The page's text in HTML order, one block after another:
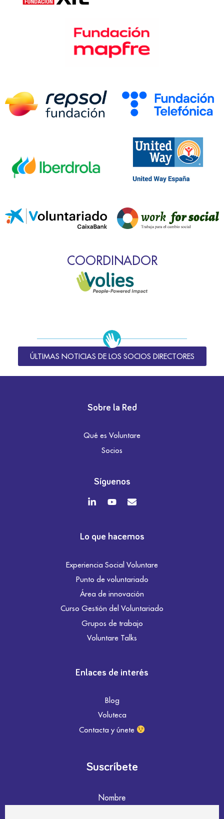
COORDINADOR
ÚLTIMAS NOTICIAS DE LOS SOCIOS DIRECTORES
Sobre la Red
Qué es Voluntare
Socios
Síguenos
Lo que hacemos
Experiencia Social Voluntare
Punto de voluntariado
Área de innovación
Curso Gestión del Voluntariado
Grupos de trabajo
Voluntare Talks
Enlaces de interés
Blog
Voluteca
Contacta y únete
Suscríbete
Nombre